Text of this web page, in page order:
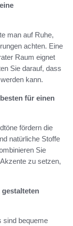
man auf Ruhe,
achten. Eine
Raum eignet
Sie darauf, dass
kann.
für einen
fördern die
natürliche Stoffe
Sie
zu setzen,
sind bequeme